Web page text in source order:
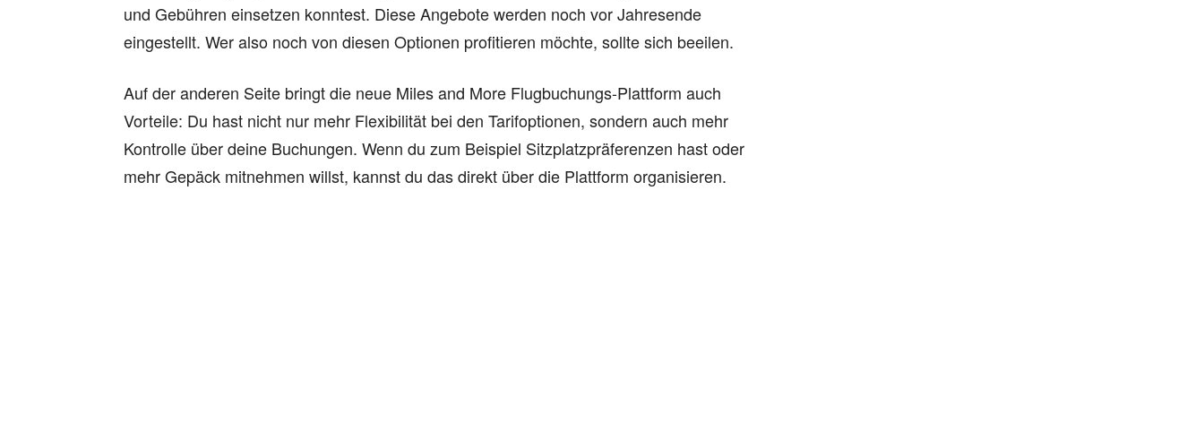
und Gebühren einsetzen konntest. Diese Angebote werden noch vor Jahresende
eingestellt. Wer also noch von diesen Optionen profitieren möchte, sollte sich beeilen.
Auf der anderen Seite bringt die neue Miles and More Flugbuchungs-Plattform auch
Vorteile: Du hast nicht nur mehr Flexibilität bei den Tarifoptionen, sondern auch mehr
Kontrolle über deine Buchungen. Wenn du zum Beispiel Sitzplatzpräferenzen hast oder
mehr Gepäck mitnehmen willst, kannst du das direkt über die Plattform organisieren.